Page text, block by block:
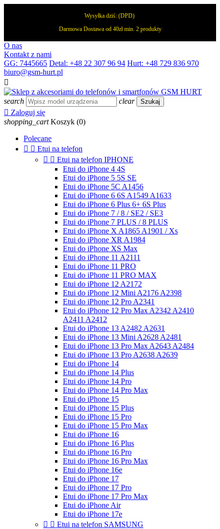
Wysyłka dziś: (DPD)
Darmowa Dostawa od 40zł min. 2 produkty
O nas
Kontakt z nami
GG: 7445665 Detal: +48 22 307 96 94 Hurt: +48 729 836 970
biuro@gsm-hurt.pl

search clear Szukaj
 Zaloguj się
shopping_cart Koszyk (0)
Polecane
  Etui na telefon
  Etui na telefon IPHONE
Etui do iPhone 4 4S
Etui do iPhone 5 5S SE
Etui do iPhone 5C A1456
Etui do iPhone 6 6S A1549 A1633
Etui do iPhone 6 Plus 6+ 6S Plus
Etui do iPhone 7 / 8 / SE2 / SE3
Etui do iPhone 7 PLUS / 8 PLUS
Etui do iPhone X A1865 A1901 / Xs
Etui do iPhone XR A1984
Etui do iPhone XS Max
Etui do iPhone 11 A2111
Etui do iPhone 11 PRO
Etui do iPhone 11 PRO MAX
Etui do iPhone 12 A2172
Etui do iPhone 12 Mini A2176 A2398
Etui do iPhone 12 Pro A2341
Etui do iPhone 12 Pro Max A2342 A2410
A2411 A2412
Etui do iPhone 13 A2482 A2631
Etui do iPhone 13 Mini A2628 A2481
Etui do iPhone 13 Pro Max A2643 A2484
Etui do iPhone 13 Pro A2638 A2639
Etui do iPhone 14
Etui do iPhone 14 Plus
Etui do iPhone 14 Pro
Etui do iPhone 14 Pro Max
Etui do iPhone 15
Etui do iPhone 15 Plus
Etui do iPhone 15 Pro
Etui do iPhone 15 Pro Max
Etui do iPhone 16
Etui do iPhone 16 Plus
Etui do iPhone 16 Pro
Etui do iPhone 16 Pro Max
Etui do iPhone 16e
Etui do iPhone 17
Etui do iPhone 17 Pro
Etui do iPhone 17 Pro Max
Etui do iPhone Air
Etui do iPhone 17e
  Etui na telefon SAMSUNG